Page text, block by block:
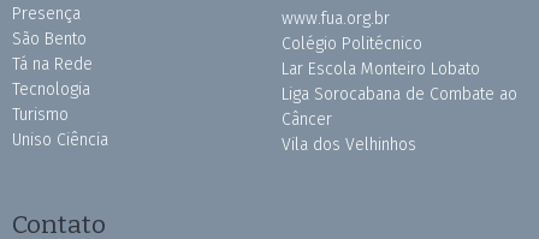
Presença
São Bento
Tá na Rede
Tecnologia
Turismo
Uniso Ciência
www.fua.org.br
Colégio Politécnico
Lar Escola Monteiro Lobato
Liga Sorocabana de Combate ao
Câncer
Vila dos Velhinhos
Contato